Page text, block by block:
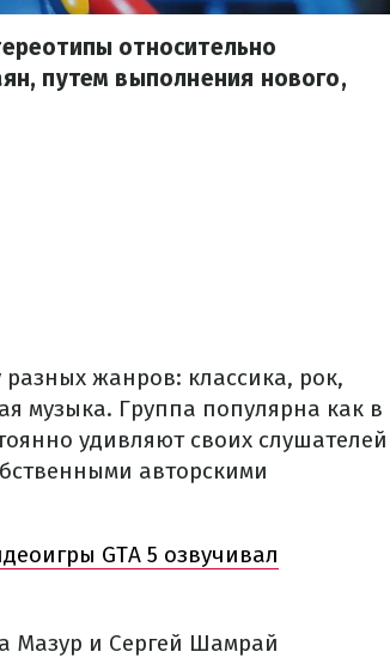
относительно
путем выполнения нового,
жанров: классика, рок,
музыка. Группа популярна как в
удивляют своих слушателей
авторскими
GTA 5 озвучивал
Мазур и Сергей Шамрай